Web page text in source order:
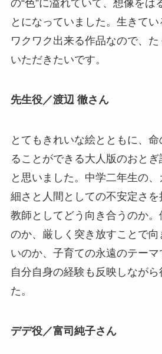
の“色”に溢れていて、想像をは
とになっていました。生きて
ワクワク出来る作品なので、
いただきたいです。
先生役／渡辺 徹さん
とてもきれいな絵とともに、
ることができる大人版のおと
と思いました。中学二年生の
細さと人間としての不安定さ
教師としてどう向き合うのか
のか、厳しく突き放すことで向
いのか、子育ての永遠のテーマ
自分自身の経験も反映しなが
た。
デデ役／富司純子さん